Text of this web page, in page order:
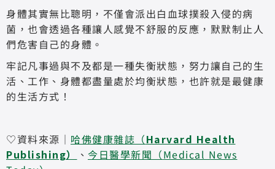
身體其實無比聰明，不僅會派出白血球撲殺入侵的病
菌，也會透過各種讓人感覺不舒服的反應，默默制止人
們危害自己的身體。
牢記凡事過與不及都是一種失衡狀態，努力讓自己的生
活、工作、身體都盡量處於均衡狀態，也許就是最健康
的生活方式！
♡資料來源｜ 哈佛健康雜誌（Harvard Health
Publishing） 、 今日醫學新聞（Medical News